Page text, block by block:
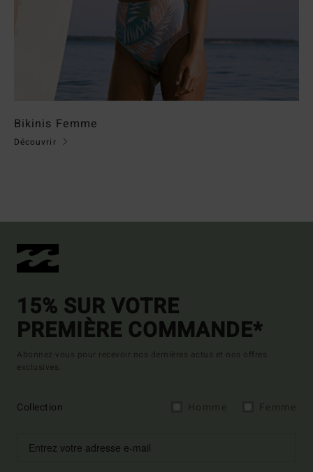
Bikinis Femme
Découvrir
15% SUR VOTRE
PREMIÈRE COMMANDE*
Abonnez-vous pour recevoir nos dernières actus et nos offres
exclusives.
Collection